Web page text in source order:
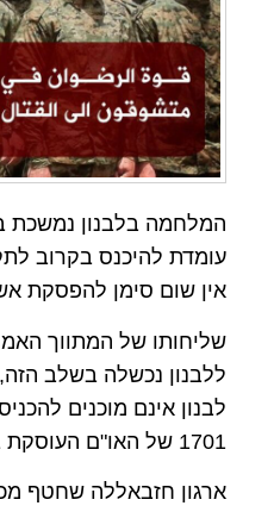
המלחמה בלבנון נמשכת
עומדת להיכנס בקרוב
אין שום סימן להפסקת
שליחותו של המתווך
ללבנון נכשלה בשלב
לבנון אינם מוכנים
1701 של האו"ם העוסקת בדרום לבנון.
ארגון חזבאללה שחטף